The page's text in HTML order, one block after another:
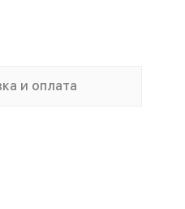
и оплата